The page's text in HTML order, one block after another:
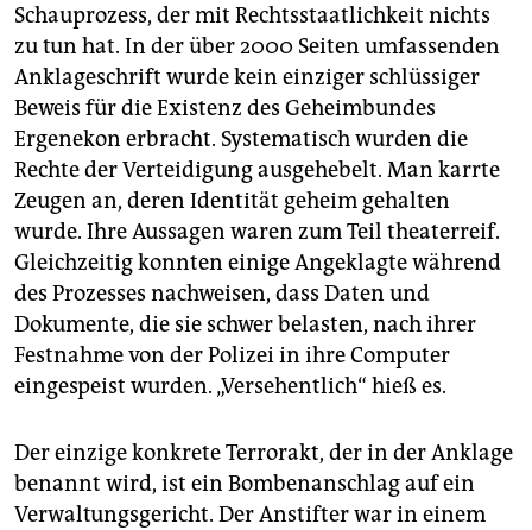
Schauprozess, der mit Rechtsstaatlichkeit nichts
zu tun hat. In der über 2000 Seiten umfassenden
Anklageschrift wurde kein einziger schlüssiger
Beweis für die Existenz des Geheimbundes
Ergenekon erbracht. Systematisch wurden die
Rechte der Verteidigung ausgehebelt. Man karrte
Zeugen an, deren Identität geheim gehalten
wurde. Ihre Aussagen waren zum Teil theaterreif.
Gleichzeitig konnten einige Angeklagte während
des Prozesses nachweisen, dass Daten und
Dokumente, die sie schwer belasten, nach ihrer
Festnahme von der Polizei in ihre Computer
eingespeist wurden. „Versehentlich“ hieß es.
Der einzige konkrete Terrorakt, der in der Anklage
benannt wird, ist ein Bombenanschlag auf ein
Verwaltungsgericht. Der Anstifter war in einem